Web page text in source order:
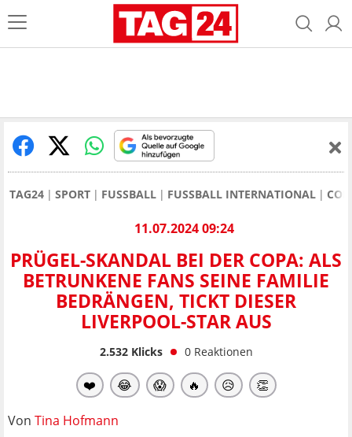
TAG24 SPORT FUSSBALL FUSSBALL INTERNATIONAL
11.07.2024 09:24
PRÜGEL-SKANDAL BEI DER COPA: ALS
BETRUNKENE FANS SEINE FAMILIE
BEDRÄNGEN, TICKT DIESER
LIVERPOOL-STAR AUS
2.532Klicks 0 Reaktionen
❤️ 😂 😱 🔥 😥 👏
Von Tina Hofmann